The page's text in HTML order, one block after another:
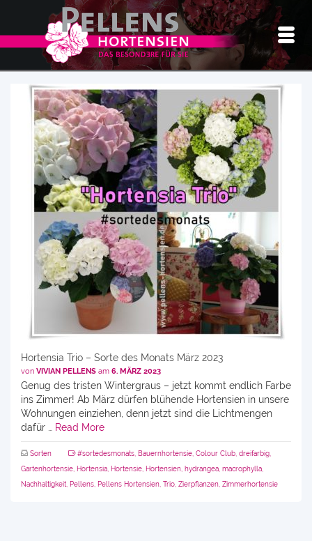
Hortensia Trio – Sorte des Monats März 2023
von VIVIAN PELLENS am 6. MÄRZ 2023
Genug des tristen Wintergraus – jetzt kommt endlich Farbe
ins Zimmer! Ab März dürfen blühende Hortensien in unsere
Wohnungen einziehen, denn jetzt sind die Lichtmengen
dafür …
Read More
Sorten #sortedesmonats Bauernhortensie Colour Club dreifarbig
Gartenhortensie Hortensia Hortensie Hortensien hydrangea macrophylla
Nachhaltigkeit Pellens Pellens Hortensien Trio Zierpflanzen Zimmerhortensie